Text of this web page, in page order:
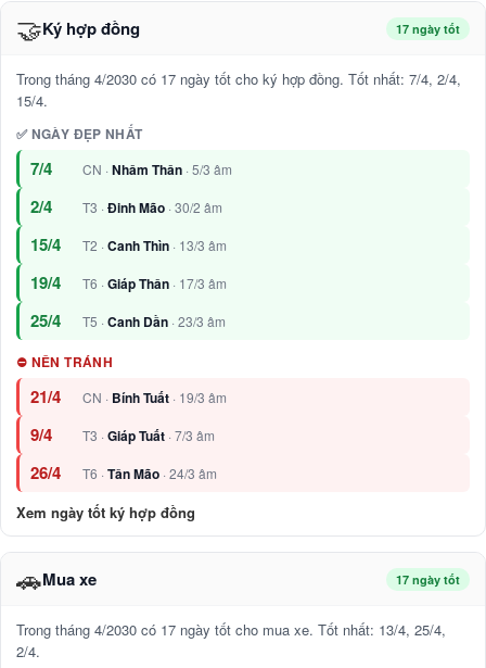
🤝Ký hợp đồng 17 ngày tốt
Trong tháng 4/2030 có 17 ngày tốt cho ký hợp đồng. Tốt nhất: 7/4, 2/4,
15/4.
✅ NGÀY ĐẸP NHẤT
7/4 CN · Nhâm Thân · 5/3 âm
2/4 T3 · Đinh Mão · 30/2 âm
15/4 T2 · Canh Thìn · 13/3 âm
19/4 T6 · Giáp Thân · 17/3 âm
25/4 T5 · Canh Dần · 23/3 âm
⛔ NÊN TRÁNH
21/4 CN · Bính Tuất · 19/3 âm
9/4 T3 ·Giáp Tuất · 7/3 âm
26/4 T6 ·Tân Mão · 24/3 âm
Xem ngày tốt ký hợp đồng
🚗Mua xe 17 ngày tốt
Trong tháng 4/2030 có 17 ngày tốt cho mua xe. Tốt nhất: 13/4, 25/4,
2/4.